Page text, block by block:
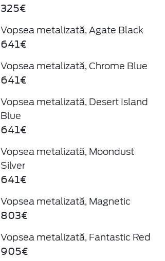
325€
Vopsea metalizată, Agate Black
641€
Vopsea metalizată, Chrome Blue
641€
Vopsea metalizată, Desert Island
Blue
641€
Vopsea metalizată, Moondust
Silver
641€
Vopsea metalizată, Magnetic
803€
Vopsea metalizată, Fantastic Red
905€